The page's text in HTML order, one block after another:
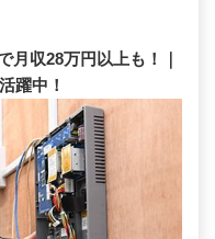
月収28万円以上も！｜
躍中！